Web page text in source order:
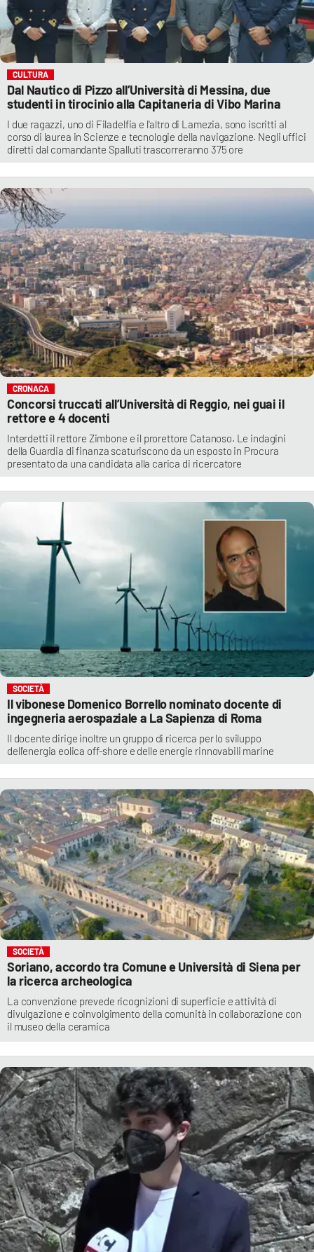
CULTURA
Dal Nautico di Pizzo all’Università di Messina, due
studenti in tirocinio alla Capitaneria di Vibo Marina
I due ragazzi, uno di Filadelfia e l'altro di Lamezia, sono iscritti al
corso di laurea in Scienze e tecnologie della navigazione. Negli uffici
diretti dal comandante Spalluti trascorreranno 375 ore
CRONACA
Concorsi truccati all’Università di Reggio, nei guai il
rettore e 4 docenti
Interdetti il rettore Zimbone e il prorettore Catanoso. Le indagini
della Guardia di finanza scaturiscono da un esposto in Procura
presentato da una candidata alla carica di ricercatore
SOCIETÀ
Il vibonese Domenico Borrello nominato docente di
ingegneria aerospaziale a La Sapienza di Roma
Il docente dirige inoltre un gruppo di ricerca per lo sviluppo
dell’energia eolica off-shore e delle energie rinnovabili marine
SOCIETÀ
Soriano, accordo tra Comune e Università di Siena per
la ricerca archeologica
La convenzione prevede ricognizioni di superficie e attività di
divulgazione e coinvolgimento della comunità in collaborazione con
il museo della ceramica